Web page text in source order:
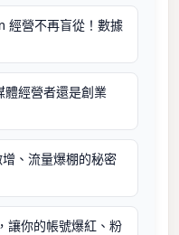
經營不再盲從！數據
體經營者還是創業
、流量爆棚的秘密
讓你的帳號爆紅、粉